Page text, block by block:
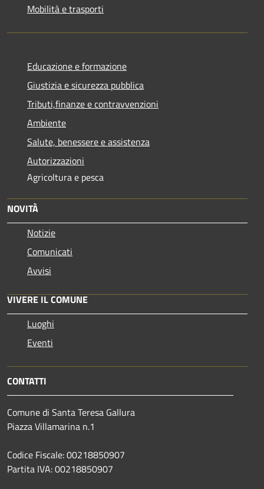
Mobilità e trasporti
Educazione e formazione
Giustizia e sicurezza pubblica
Tributi,finanze e contravvenzioni
Ambiente
Salute, benessere e assistenza
Autorizzazioni
Agricoltura e pesca
NOVITÀ
Notizie
Comunicati
Avvisi
VIVERE IL COMUNE
Luoghi
Eventi
CONTATTI
Comune di Santa Teresa Gallura
Piazza Villamarina n.1
Codice Fiscale: 00218850907
Partita IVA: 00218850907